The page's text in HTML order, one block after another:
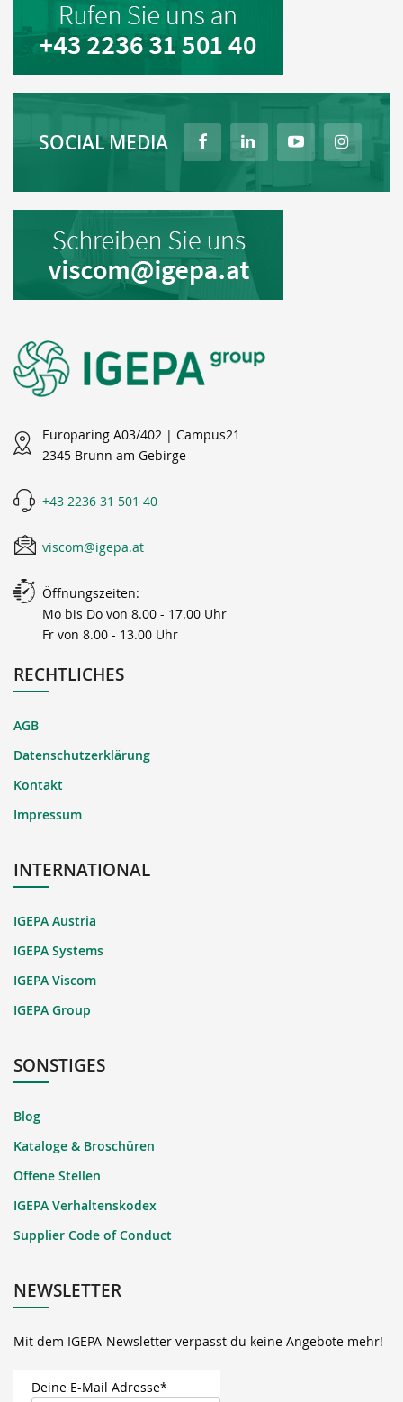
SOCIAL MEDIA
Europaring A03/402 | Campus21
2345 Brunn am Gebirge
+43 2236 31 501 40
viscom@igepa.at
Öffnungszeiten:
Mo bis Do von 8.00 - 17.00 Uhr
Fr von 8.00 - 13.00 Uhr
RECHTLICHES
AGB
Datenschutzerklärung
Kontakt
Impressum
INTERNATIONAL
IGEPA Austria
IGEPA Systems
IGEPA Viscom
IGEPA Group
SONSTIGES
Blog
Kataloge & Broschüren
Offene Stellen
IGEPA Verhaltenskodex
Supplier Code of Conduct
NEWSLETTER
Mit dem IGEPA-Newsletter verpasst du keine Angebote mehr!
Deine E-Mail Adresse*